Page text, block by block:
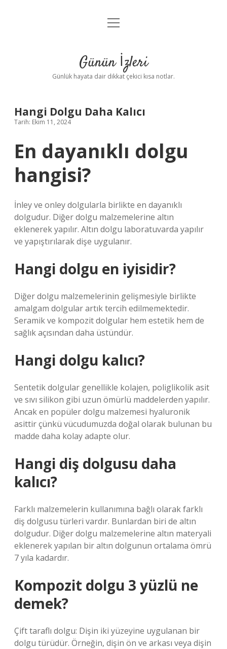
Anasayfa
Yasal Uyarı
menüyü
Günün İzleri
Günlük hayata dair dikkat çekici kısa notlar.
Hangi Dolgu Daha Kalıcı
Tarih: Ekim 11, 2024
En dayanıklı dolgu
hangisi?
İnley ve onley dolgularla birlikte en dayanıklı
dolgudur. Diğer dolgu malzemelerine altın
eklenerek yapılır. Altın dolgu laboratuvarda yapılır
ve yapıştırılarak dişe uygulanır.
Hangi dolgu en iyisidir?
Diğer dolgu malzemelerinin gelişmesiyle birlikte
amalgam dolgular artık tercih edilmemektedir.
Seramik ve kompozit dolgular hem estetik hem de
sağlık açısından daha üstündür.
Hangi dolgu kalıcı?
Sentetik dolgular genellikle kolajen, poliglikolik asit
ve sıvı silikon gibi uzun ömürlü maddelerden yapılır.
Ancak en popüler dolgu malzemesi hyaluronik
asittir çünkü vücudumuzda doğal olarak bulunan bu
madde daha kolay adapte olur.
Hangi diş dolgusu daha
kalıcı?
Farklı malzemelerin kullanımına bağlı olarak farklı
diş dolgusu türleri vardır. Bunlardan biri de altın
dolgudur. Diğer dolgu malzemelerine altın materyali
eklenerek yapılan bir altın dolgunun ortalama ömrü
7 yıla kadardır.
Kompozit dolgu 3 yüzlü ne
demek?
Çift taraflı dolgu: Dişin iki yüzeyine uygulanan bir
dolgu türüdür. Örneğin, dişin ön ve arkası veya dişin